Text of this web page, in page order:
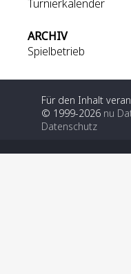
Turnierkalender
ARCHIV
Spielbetrieb
Für den Inhalt
© 1999-2026 nu
Datenschutz